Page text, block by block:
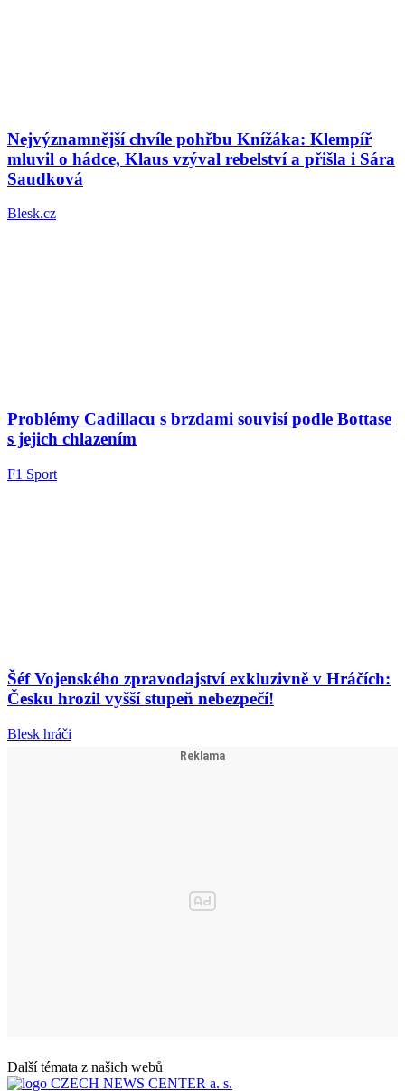
Nejvýznamnější chvíle pohřbu Knížáka: Klempíř
mluvil o hádce, Klaus vzýval rebelství a přišla i Sára
Saudková
Blesk.cz
Problémy Cadillacu s brzdami souvisí podle Bottase
s jejich chlazením
F1 Sport
Šéf Vojenského zpravodajství exkluzivně v Hráčích:
Česku hrozil vyšší stupeň nebezpečí!
Blesk hráči
Další témata z našich webů